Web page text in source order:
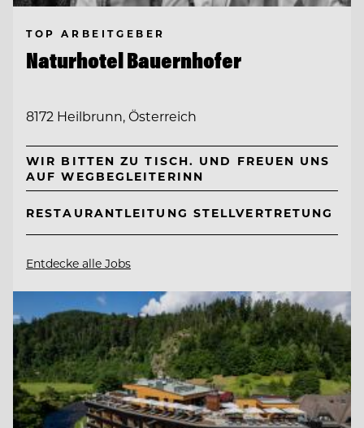
TOP ARBEITGEBER
Naturhotel Bauernhofer
8172 Heilbrunn, Österreich
WIR BITTEN ZU TISCH. UND FREUEN UNS
AUF WEGBEGLEITERINN
RESTAURANTLEITUNG STELLVERTRETUNG
Entdecke alle Jobs